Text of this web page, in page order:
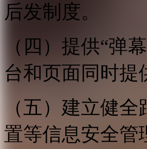
后发制度。
（四）提供“弹
台和页面同时提
（五）建立健
置等信息安全管